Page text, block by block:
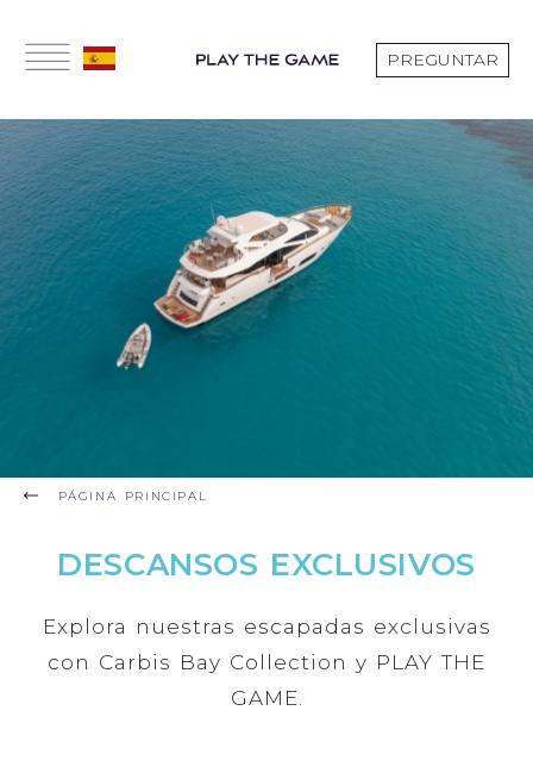
PREGUNTAR
PÁGINA PRINCIPAL
DESCANSOS EXCLUSIVOS
Explora nuestras escapadas exclusivas
con Carbis Bay Collection y PLAY THE
GAME.